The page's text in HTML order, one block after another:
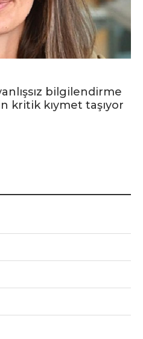
bilgilendirme
kritik kıymet taşıyor